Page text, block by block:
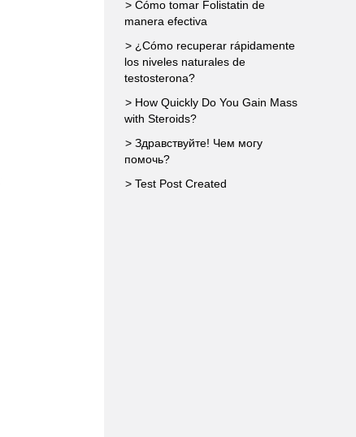
> Cómo tomar Folistatin de
manera efectiva
> ¿Cómo recuperar rápidamente
los niveles naturales de
testosterona?
> How Quickly Do You Gain Mass
with Steroids?
> Здравствуйте! Чем могу
помочь?
> Test Post Created